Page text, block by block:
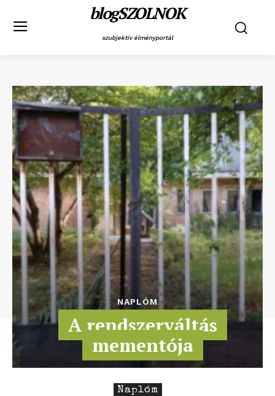
blogSZOLNOK
szubjektív élményportál
NAPLÓM
A rendszerváltás
mementója
Naplóm